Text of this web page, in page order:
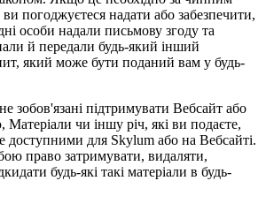
погоджуєтеся надати або забезпечити,
особи надали письмову згоду та
й передали будь-який інший
який може бути поданий вам у будь-
зобов'язані підтримувати Вебсайт або
Матеріали чи іншу річ, які ви подаєте,
доступними для Skylum або на Вебсайті.
право затримувати, видаляти,
будь-які такі матеріали в будь-